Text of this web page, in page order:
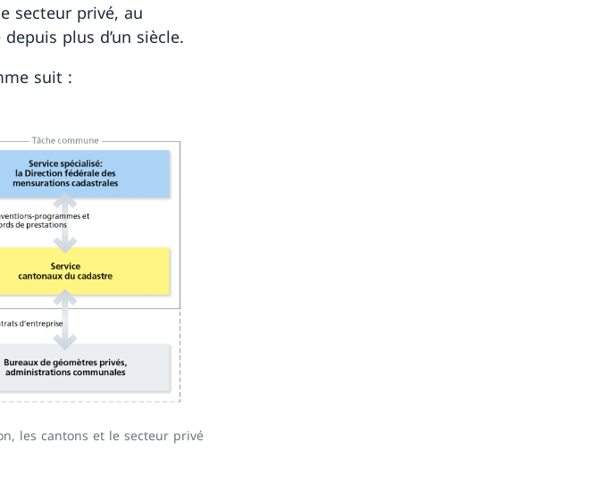
secteur privé, au
plus d’un siècle.
suit :
les cantons et le secteur privé